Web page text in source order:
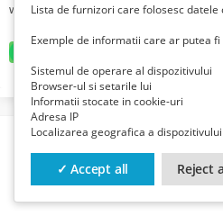
www.picturipeisaje.wordpress.com
Lista de furnizori care folosesc datele
Exemple de informatii care ar putea
Sistemul de operare al dispozitivului
Browser-ul si setarile lui
Informatii stocate in cookie-uri
Adresa IP
Localizarea geografica a dispozitivului
✓ Accept all Reject